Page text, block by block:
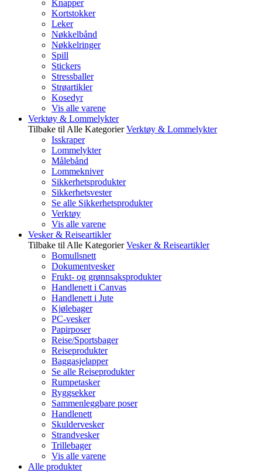
Knapper
Kortstokker
Leker
Nøkkelbånd
Nøkkelringer
Spill
Stickers
Stressballer
Strøartikler
Kosedyr
Vis alle varene
Verktøy & Lommelykter
Tilbake til Alle Kategorier Verktøy & Lommelykter
Isskraper
Lommelykter
Målebånd
Lommekniver
Sikkerhetsprodukter
Sikkerhetsvester
Se alle Sikkerhetsprodukter
Verktøy
Vis alle varene
Vesker & Reiseartikler
Tilbake til Alle Kategorier Vesker & Reiseartikler
Bomullsnett
Dokumentvesker
Frukt- og grønnsaksprodukter
Handlenett i Canvas
Handlenett i Jute
Kjølebager
PC-vesker
Papirposer
Reise/Sportsbager
Reiseprodukter
Baggasjelapper
Se alle Reiseprodukter
Rumpetasker
Ryggsekker
Sammenleggbare poser
Handlenett
Skuldervesker
Strandvesker
Trillebager
Vis alle varene
Alle produkter